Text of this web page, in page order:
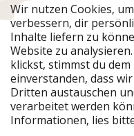
Urlaubspiraten ist
Unsere Märkte
PiratinViaggio
VakantiePiraten
VoyagesPirates
Urlaubspiraten
Wir nutzen Cookies,
verbessern, dir
Inhalte liefern zu
Website zu
klickst, stimmst du
einverstanden, dass
Dritten austauschen
verarbeitet werden
Informationen, lies